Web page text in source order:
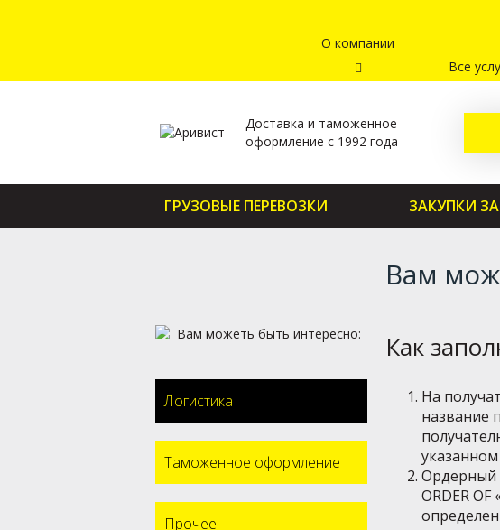
О компании
Все
Доставка и таможенное
оформление с 1992 года
ГРУЗОВЫЕ ПЕРЕВОЗКИ ЗАКУПКИ
Вам
Логистика
Таможенное оформление
Прочее
Как
На
название
Ордерный
ORDER